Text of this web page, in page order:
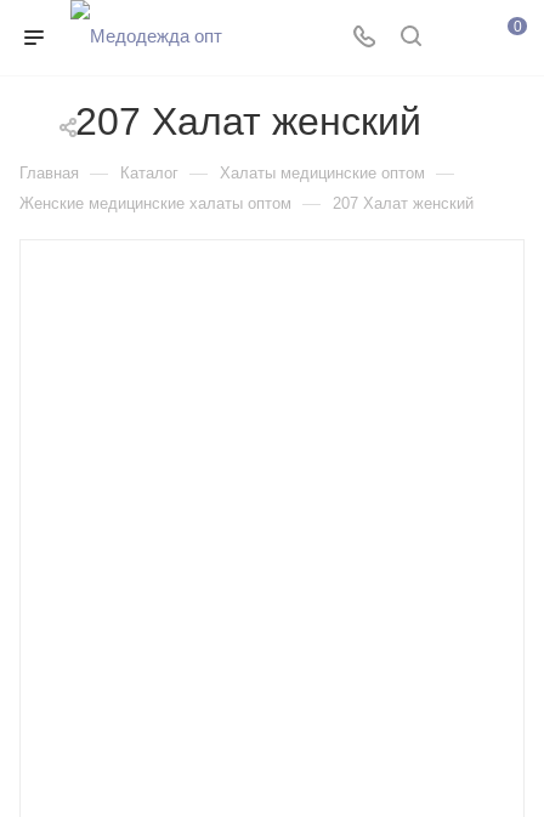
0
207 Халат женский
Главная — Каталог — Халаты медицинские оптом —
Женские медицинские халаты оптом — 207 Халат женский